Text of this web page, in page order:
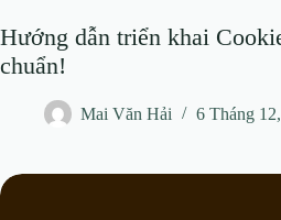
Hướng dẫn triển khai
chuẩn!
Mai Văn Hải 6 Tháng